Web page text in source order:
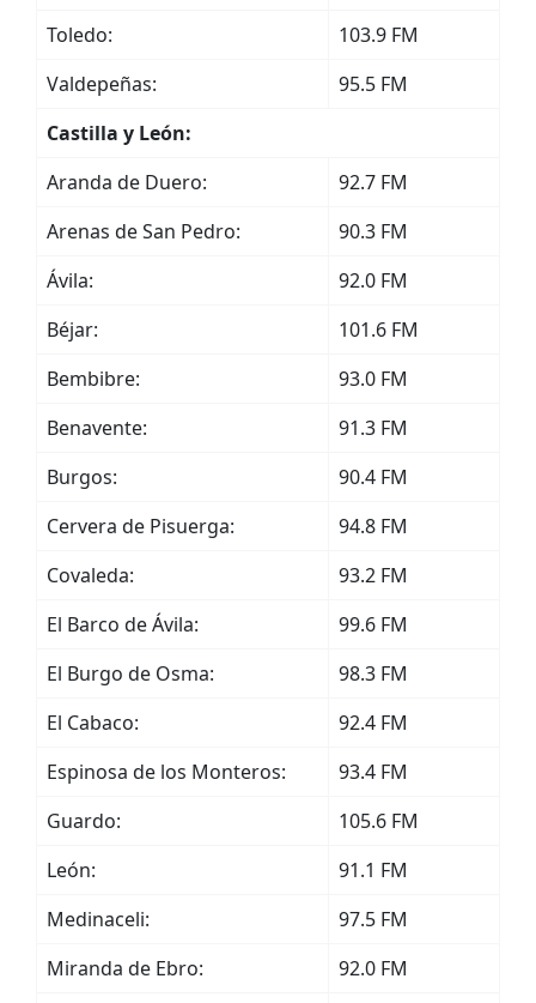
Toledo:
103.9 FM
Valdepeñas:
95.5 FM
Castilla y León:
Aranda de Duero:
92.7 FM
Arenas de San Pedro:
90.3 FM
Ávila:
92.0 FM
Béjar:
101.6 FM
Bembibre:
93.0 FM
Benavente:
91.3 FM
Burgos:
90.4 FM
Cervera de Pisuerga:
94.8 FM
Covaleda:
93.2 FM
El Barco de Ávila:
99.6 FM
El Burgo de Osma:
98.3 FM
El Cabaco:
92.4 FM
Espinosa de los Monteros:
93.4 FM
Guardo:
105.6 FM
León:
91.1 FM
Medinaceli:
97.5 FM
Miranda de Ebro:
92.0 FM